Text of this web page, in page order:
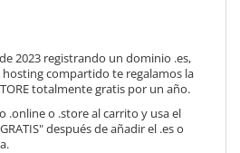
2023 registrando un dominio .es,
compartido te regalamos la
totalmente gratis por un año.
.online o .store al carrito y usa el
después de añadir el .es o